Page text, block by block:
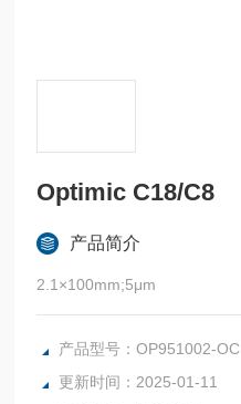
Optimic C18/C8
产品简介
2.1×100mm;5μm
产品型号：OP951002-OC
更新时间：2025-01-11